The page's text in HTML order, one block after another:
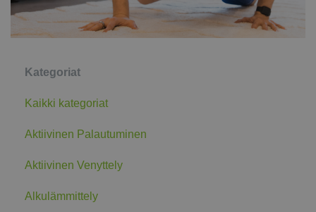
Kategoriat
Kaikki kategoriat
Aktiivinen Palautuminen
Aktiivinen Venyttely
Alkulämmittely